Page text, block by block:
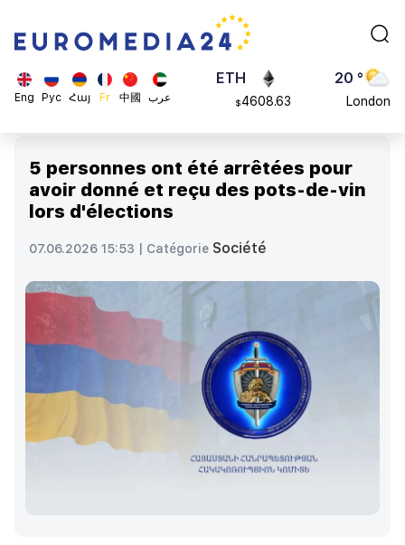
Eng Рус Հայ Fr 中國 عرب
ADA
0.868816
ETH
$4608.63
20 °
London
23 °
Brussels
Madrid
5 personnes ont été arrêtées pour
avoir donné et reçu des pots-de-vin
lors d'élections
07.06.2026 15:53 | Catégorie Société